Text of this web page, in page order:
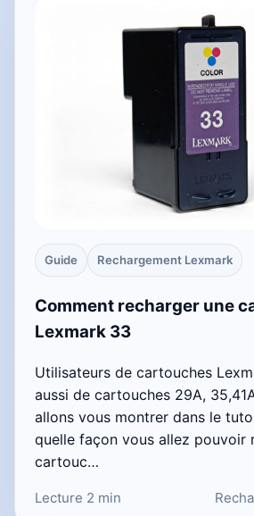
Guide Rechargement Lexmark
Comment recharger une
Lexmark 33
Utilisateurs de cartouches
aussi de cartouches 29A,
allons vous montrer dans le
quelle façon vous allez pouvoir
cartouc…
Lecture 2 min